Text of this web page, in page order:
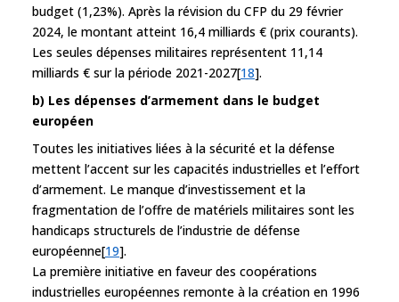
budget (1,23%). Après la révision du CFP du 29 février
2024, le montant atteint 16,4 milliards € (prix courants).
Les seules dépenses militaires représentent 11,14
milliards € sur la période 2021-2027[18].
b) Les dépenses d’armement dans le budget
européen
Toutes les initiatives liées à la sécurité et la défense
mettent l’accent sur les capacités industrielles et l’effort
d’armement. Le manque d’investissement et la
fragmentation de l’offre de matériels militaires sont les
handicaps structurels de l’industrie de défense
européenne[19].
La première initiative en faveur des coopérations
industrielles européennes remonte à la création en 1996